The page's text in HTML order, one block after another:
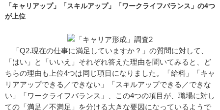
「キャリアップ」「スキルアップ」「ワークライフバランス」の4つ
が上位
「Q2.現在の仕事に満足していますか？」の質問に対して、
「はい」と「いいえ」それぞれ答えた理由を聞いてみると、ど
ちらの理由も上位4つは同じ項目になりました。「給料」「キャ
リアアップできる／できない」「スキルアップできる／できな
い」「ワークライフバランス」、この4つの項目が、職場に対し
ての「満足／不満足」を分ける大きな要因になっているようで